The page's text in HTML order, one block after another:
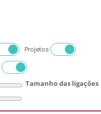
Projetos
Tamanho das ligações